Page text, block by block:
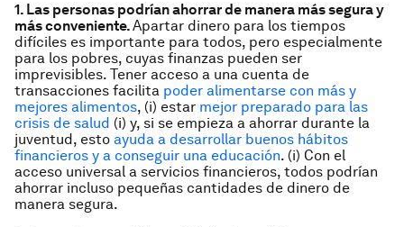
1. Las personas podrían ahorrar de manera más segura y
más conveniente.Apartar dinero para los tiempos
difíciles es importante para todos, pero especialmente
para los pobres, cuyas finanzas pueden ser
imprevisibles. Tener acceso a una cuenta de
transacciones facilita poder alimentarse con más y
mejores alimentos, (i) estar mejor preparado para las
crisis de salud (i) y, si se empieza a ahorrar durante la
juventud, esto ayuda a desarrollar buenos hábitos
financieros y a conseguir una educación. (i) Con el
acceso universal a servicios financieros, todos podrían
ahorrar incluso pequeñas cantidades de dinero de
manera segura.